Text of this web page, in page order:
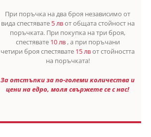
При поръчка на два броя независимо от
вида спестявате 5 лвот общата стойност на
поръчката. При покупка на три броя,
спестявате 10 лв , а при поръчани
четири броя спестявате 15 лвот стойността
на поръчката!
За отстъпки за по-големи количества и
цени на едро, моля свържете се с нас!